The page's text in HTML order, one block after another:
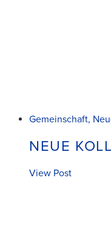
Gemeinschaft,
NEUE
View Post